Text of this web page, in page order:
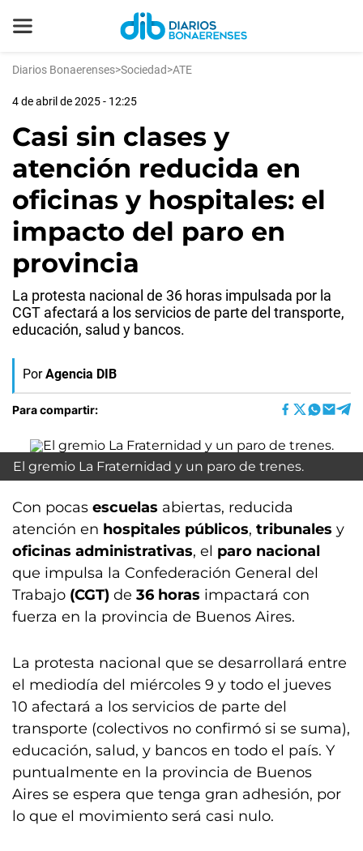
Diarios Bonaerenses>Sociedad>ATE
4 de abril de 2025 - 12:25
Casi sin clases y
atención reducida en
oficinas y hospitales: el
impacto del paro en
provincia
La protesta nacional de 36 horas impulsada por la
CGT afectará a los servicios de parte del transporte,
educación, salud y bancos.
Por Agencia DIB
Para compartir:
El gremio La Fraternidad y un paro de trenes.
Con pocas escuelas abiertas, reducida
atención en hospitales públicos, tribunales y
oficinas administrativas, el paro nacional
que impulsa la Confederación General del
Trabajo (CGT) de 36 horas impactará con
fuerza en la provincia de Buenos Aires.
La protesta nacional que se desarrollará entre
el mediodía del miércoles 9 y todo el jueves
10 afectará a los servicios de parte del
transporte (colectivos no confirmó si se suma),
educación, salud, y bancos en todo el país. Y
puntualmente en la provincia de Buenos
Aires se espera que tenga gran adhesión, por
lo que el movimiento será casi nulo.